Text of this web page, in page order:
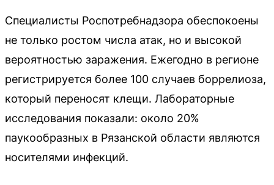
Специалисты Роспотребнадзора обеспокоены
не только ростом числа атак, но и высокой
вероятностью заражения. Ежегодно в регионе
регистрируется более 100 случаев боррелиоза,
который переносят клещи. Лабораторные
исследования показали: около 20%
паукообразных в Рязанской области являются
носителями инфекций.